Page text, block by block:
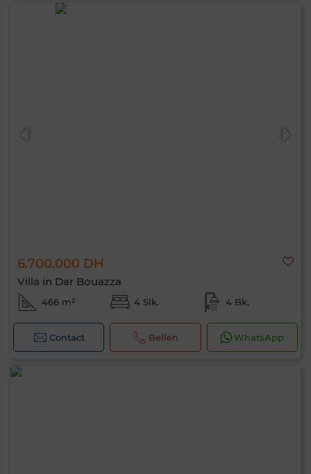
6.700.000 DH
Villa in Dar Bouazza
466 m² 4 Slk. 4 Bk.
Contact Bellen WhatsApp